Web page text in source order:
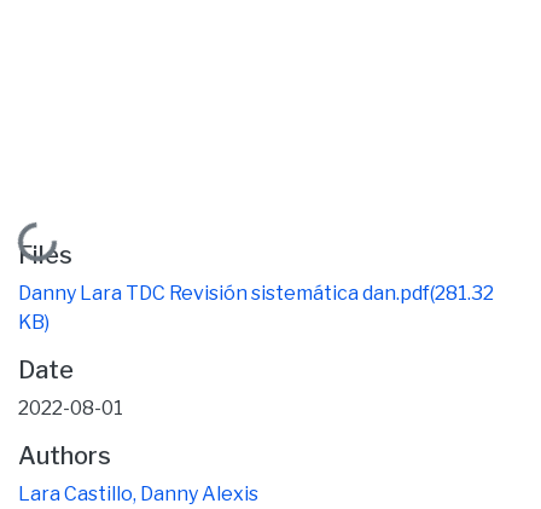
Loading...
Files
Danny Lara TDC Revisión sistemática dan.pdf(281.32
KB)
Date
2022-08-01
Authors
Lara Castillo, Danny Alexis